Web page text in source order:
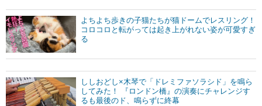
よちよち歩きの子猫たちが猫ドームでレスリング！
コロコロと転がっては起き上がれない姿が可愛すぎ
る
ししおどし×木琴で「ドレミファソラシド」を鳴ら
してみた！ 『ロンドン橋』の演奏にチャレンジす
るも最後のド、鳴らずに終幕